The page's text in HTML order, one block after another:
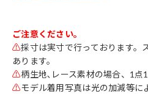
ご注意ください。
⚠採寸は実寸で行っております。
あります。
⚠柄生地､レース素材の場合、1点
⚠モデル着用写真は光の加減等に